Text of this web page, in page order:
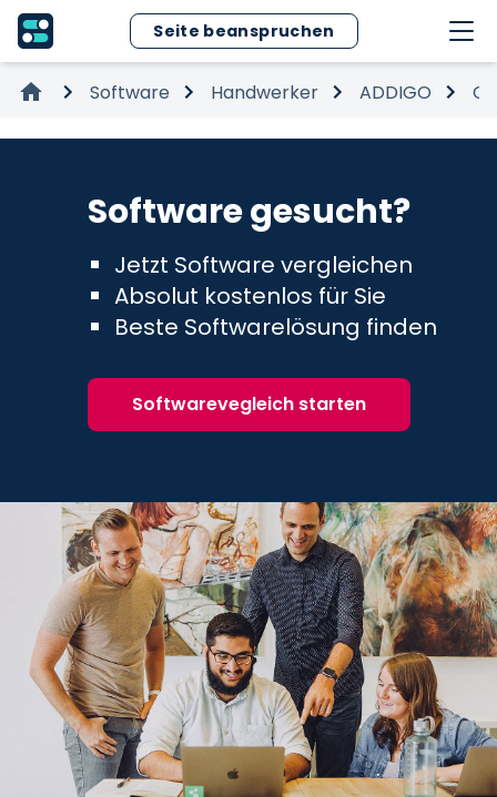
Seite beanspruchen
Software Handwerker ADDIGO
Software gesucht?
Jetzt Software vergleichen
Absolut kostenlos für Sie
Beste Softwarelösung finden
Softwarevegleich starten